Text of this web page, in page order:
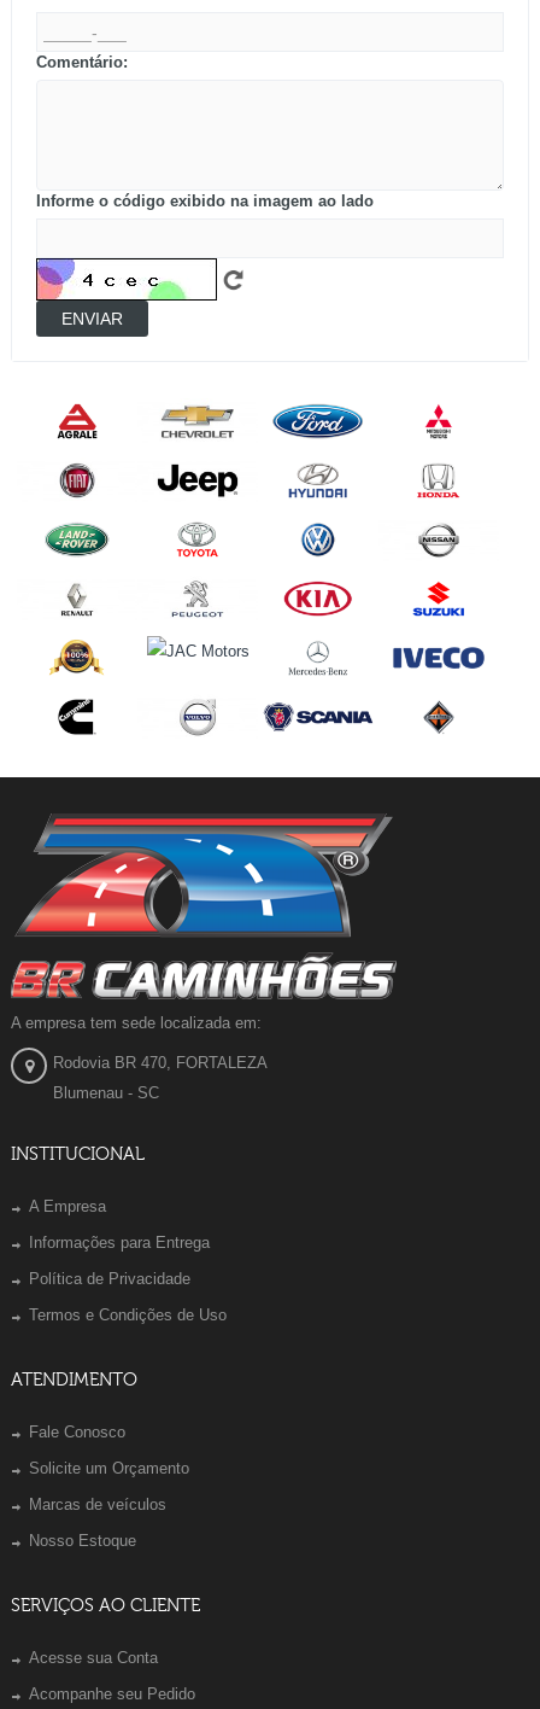
Comentário:
Informe o código exibido na imagem ao lado
ENVIAR
A empresa tem sede localizada em:
Rodovia BR 470, FORTALEZA
Blumenau - SC
INSTITUCIONAL
A Empresa
Informações para Entrega
Política de Privacidade
Termos e Condições de Uso
ATENDIMENTO
Fale Conosco
Solicite um Orçamento
Marcas de veículos
Nosso Estoque
SERVIÇOS AO CLIENTE
Acesse sua Conta
Acompanhe seu Pedido